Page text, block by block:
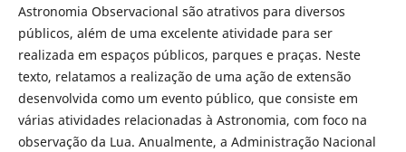
Astronomia Observacional são atrativos para diversos
públicos, além de uma excelente atividade para ser
realizada em espaços públicos, parques e praças. Neste
texto, relatamos a realização de uma ação de extensão
desenvolvida como um evento público, que consiste em
várias atividades relacionadas à Astronomia, com foco na
observação da Lua. Anualmente, a Administração Nacional